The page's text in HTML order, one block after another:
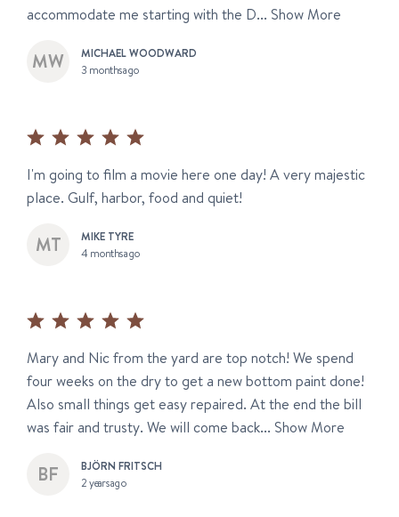
accommodate me starting with the D... Show More
MICHAEL WOODWARD
3 months ago
I'm going to film a movie here one day! A very majestic
place. Gulf, harbor, food and quiet!
MIKE TYRE
4 months ago
Mary and Nic from the yard are top notch! We spend
four weeks on the dry to get a new bottom paint done!
Also small things get easy repaired. At the end the bill
was fair and trusty. We will come back... Show More
BJÖRN FRITSCH
2 years ago